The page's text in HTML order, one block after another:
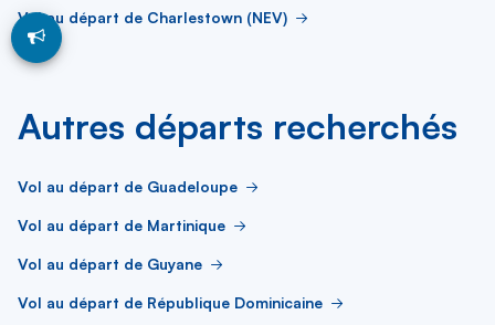
Vol au départ de Charlestown (NEV)
Autres départs recherchés
Vol au départ de Guadeloupe
Vol au départ de Martinique
Vol au départ de Guyane
Vol au départ de République Dominicaine